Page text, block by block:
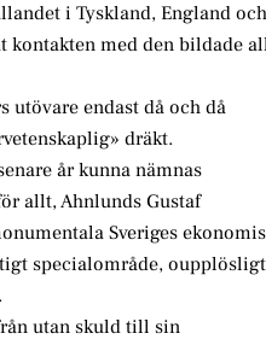
i Tyskland, England
med den bildade
utövare endast då och då
dräkt.
år kunna nämnas
allt, Ahnlunds Gustaf
Sveriges
specialområde, oupplösligt
utan skuld till sin